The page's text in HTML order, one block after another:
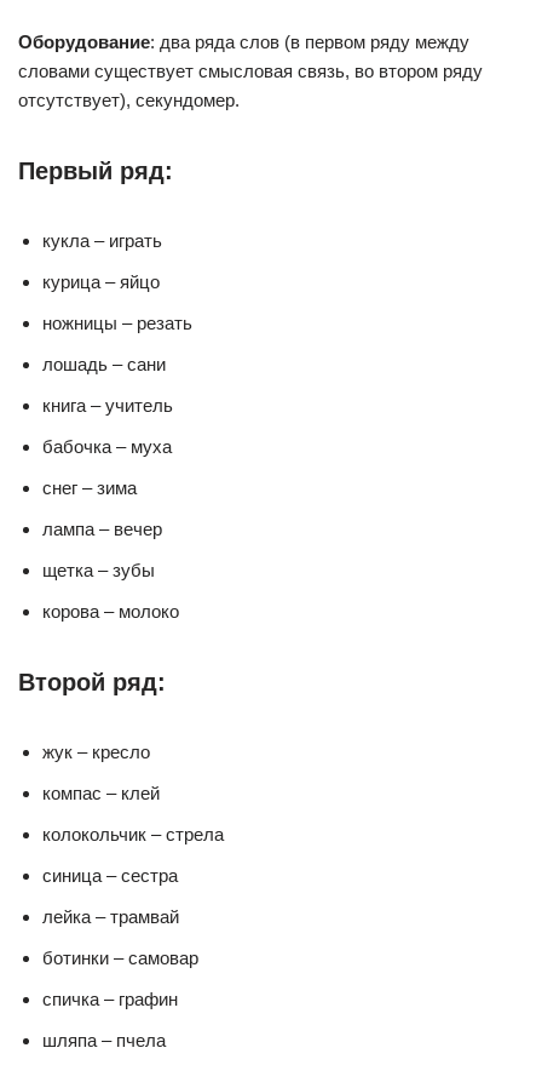
Оборудование: два ряда слов (в первом ряду между
словами существует смысловая связь, во втором ряду
отсутствует), секундомер.
Первый ряд:
кукла – играть
курица – яйцо
ножницы – резать
лошадь – сани
книга – учитель
бабочка – муха
снег – зима
лампа – вечер
щетка – зубы
корова – молоко
Второй ряд:
жук – кресло
компас – клей
колокольчик – стрела
синица – сестра
лейка – трамвай
ботинки – самовар
спичка – графин
шляпа – пчела